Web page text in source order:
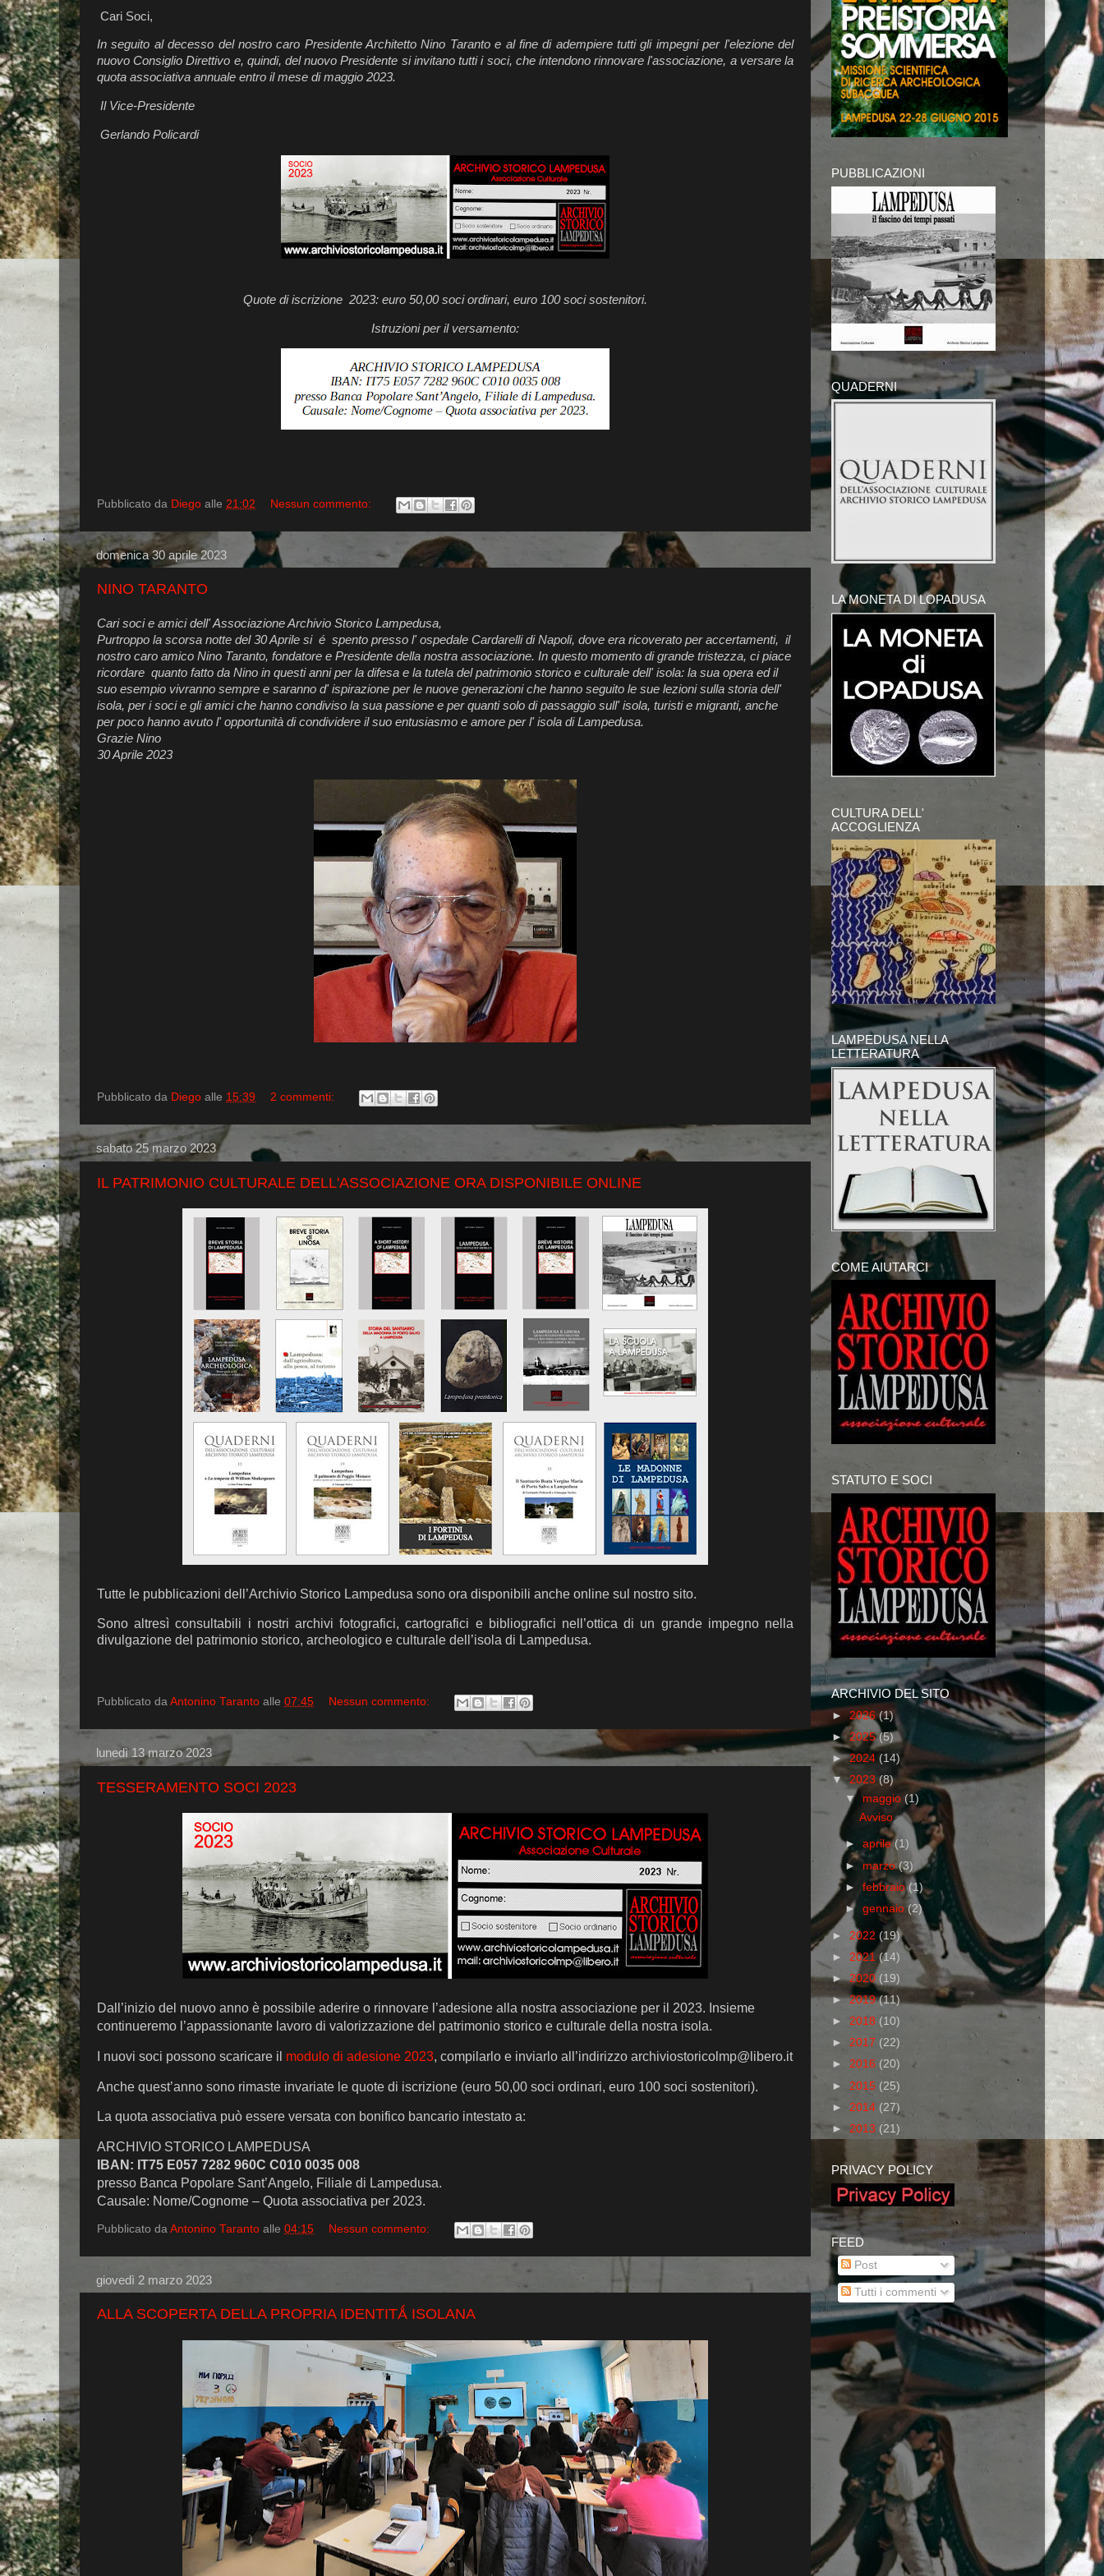
Cari Soci,
In seguito al decesso del nostro caro Presidente Architetto Nino Taranto e al fine di adempiere tutti gli impegni per l'elezione del
nuovo Consiglio Direttivo e, quindi, del nuovo Presidente si invitano tutti i soci, che intendono rinnovare l'associazione, a versare la
quota associativa annuale entro il mese di maggio 2023.
Il Vice-Presidente
Gerlando Policardi
Quote di iscrizione 2023: euro 50,00 soci ordinari, euro 100 soci sostenitori.
Istruzioni per il versamento:
Pubblicato da Diego alle 21:02 Nessun commento:
domenica 30 aprile 2023
NINO TARANTO
Cari soci e amici dell' Associazione Archivio Storico Lampedusa,
Purtroppo la scorsa notte del 30 Aprile si é spento presso l' ospedale Cardarelli di Napoli, dove era ricoverato per accertamenti, il
nostro caro amico Nino Taranto, fondatore e Presidente della nostra associazione. In questo momento di grande tristezza, ci piace
ricordare quanto fatto da Nino in questi anni per la difesa e la tutela del patrimonio storico e culturale dell' isola: la sua opera ed il
suo esempio vivranno sempre e saranno d' ispirazione per le nuove generazioni che hanno seguito le sue lezioni sulla storia dell'
isola, per i soci e gli amici che hanno condiviso la sua passione e per quanti solo di passaggio sull' isola, turisti e migranti, anche
per poco hanno avuto l' opportunità di condividere il suo entusiasmo e amore per l' isola di Lampedusa.
Grazie Nino
30 Aprile 2023
Pubblicato da Diego alle 15:39 2 commenti:
sabato 25 marzo 2023
IL PATRIMONIO CULTURALE DELL'ASSOCIAZIONE ORA DISPONIBILE ONLINE
Tutte le pubblicazioni dell’Archivio Storico Lampedusa sono ora disponibili anche online sul nostro sito.
Sono altresì consultabili i nostri archivi fotografici, cartografici e bibliografici nell’ottica di un grande impegno nella
divulgazione del patrimonio storico, archeologico e culturale dell’isola di Lampedusa.
Pubblicato da Antonino Taranto alle 07:45 Nessun commento:
lunedì 13 marzo 2023
TESSERAMENTO SOCI 2023
Dall’inizio del nuovo anno è possibile aderire o rinnovare l’adesione alla nostra associazione per il 2023. Insieme
continueremo l’appassionante lavoro di valorizzazione del patrimonio storico e culturale della nostra isola.
I nuovi soci possono scaricare il modulo di adesione 2023, compilarlo e inviarlo all’indirizzo archiviostoricolmp@libero.it
Anche quest’anno sono rimaste invariate le quote di iscrizione (euro 50,00 soci ordinari, euro 100 soci sostenitori).
La quota associativa può essere versata con bonifico bancario intestato a:
ARCHIVIO STORICO LAMPEDUSA
IBAN: IT75 E057 7282 960C C010 0035 008
presso Banca Popolare Sant’Angelo, Filiale di Lampedusa.
Causale: Nome/Cognome – Quota associativa per 2023.
Pubblicato da Antonino Taranto alle 04:15 Nessun commento:
giovedì 2 marzo 2023
ALLA SCOPERTA DELLA PROPRIA IDENTITǺ ISOLANA
PUBBLICAZIONI
QUADERNI
LA MONETA DI LOPADUSA
CULTURA DELL'
ACCOGLIENZA
LAMPEDUSA NELLA
LETTERATURA
COME AIUTARCI
STATUTO E SOCI
ARCHIVIO DEL SITO
►2026(1)
►2025 (5)
►2024 (14)
▼2023 (8)
▼ maggio (1)
Avviso
►aprile(1)
►marzo(3)
►febbraio(1)
►gennaio(2)
► 2022 (19)
► 2021 (14)
►2020 (19)
►2019(11)
► 2018 (10)
► 2017 (22)
► 2016 (20)
► 2015 (25)
► 2014 (27)
► 2013 (21)
PRIVACY POLICY
FEED
Post
Tutti i commenti